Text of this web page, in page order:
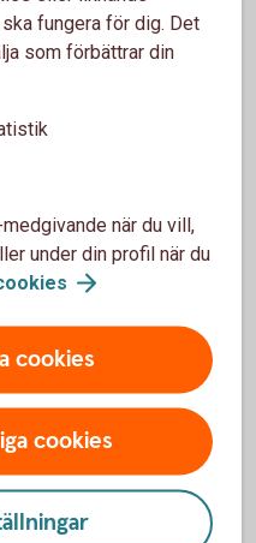
kortet innan du
Mastercard
kan du lägga till det i en
Apple Pay,
Plånbok. Du kan enkelt
direkt efter beställning.
fungera för dig. Det
som förbättrar din
när du vill,
under din profil när du
cookies
cookies